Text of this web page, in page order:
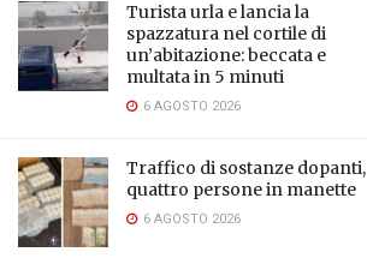
Turista urla e lancia la
spazzatura nel cortile di
un’abitazione: beccata e
multata in 5 minuti
6 AGOSTO 2026
Traffico di sostanze dopanti,
quattro persone in manette
6 AGOSTO 2026